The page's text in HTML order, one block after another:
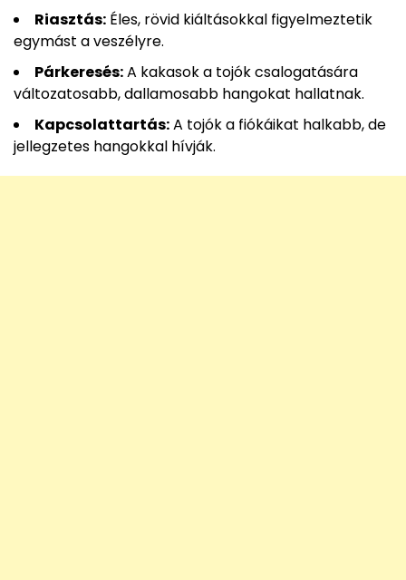
Riasztás: Éles, rövid kiáltásokkal figyelmeztetik
egymást a veszélyre.
Párkeresés:A kakasok a tojók csalogatására
változatosabb, dallamosabb hangokat hallatnak.
Kapcsolattartás:A tojók a fiókáikat halkabb, de
jellegzetes hangokkal hívják.